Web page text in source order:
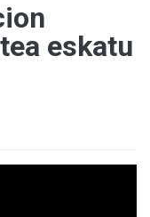
eskatu